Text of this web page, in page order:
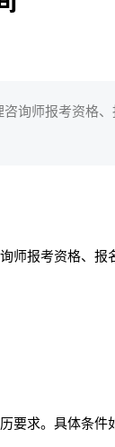
询师报考资格、
师报考资格、报
要求。具体条件